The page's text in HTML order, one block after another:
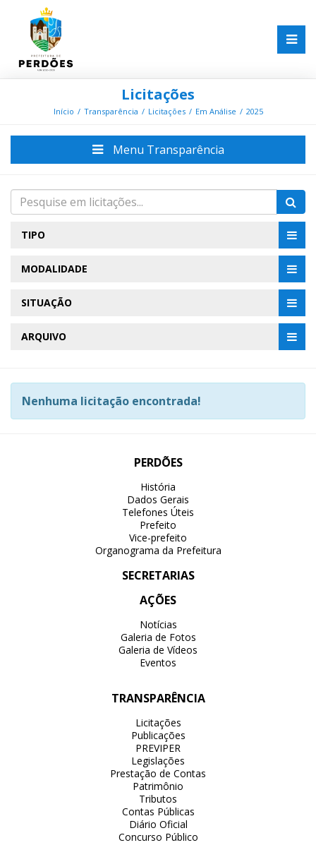
Licitações
Início Transparência Licitações Em Análise 2025
Menu Transparência
TIPO
MODALIDADE
SITUAÇÃO
ARQUIVO
Nenhuma licitação encontrada!
PERDÕES
História
Dados Gerais
Telefones Úteis
Prefeito
Vice-prefeito
Organograma da Prefeitura
SECRETARIAS
AÇÕES
Notícias
Galeria de Fotos
Galeria de Vídeos
Eventos
TRANSPARÊNCIA
Licitações
Publicações
PREVIPER
Legislações
Prestação de Contas
Patrimônio
Tributos
Contas Públicas
Diário Oficial
Concurso Público